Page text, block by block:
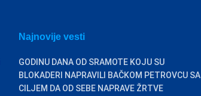
Najnovije vesti
GODINU DANA OD SRAMOTE KOJU SU
BLOKADERI NAPRAVILI BAČKOM PETROVCU SA
CILJEM DA OD SEBE NAPRAVE ŽRTVE